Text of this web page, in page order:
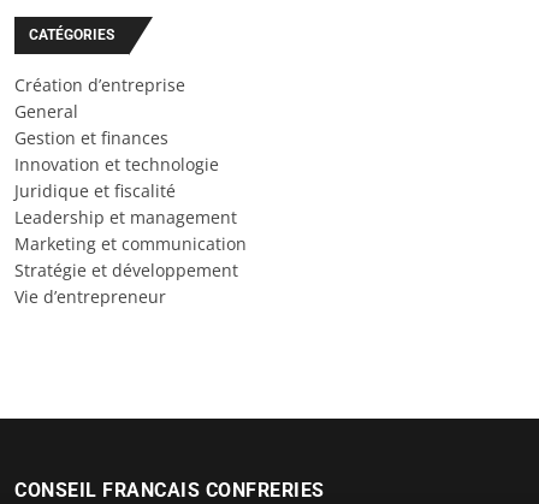
CATÉGORIES
Création d’entreprise
General
Gestion et finances
Innovation et technologie
Juridique et fiscalité
Leadership et management
Marketing et communication
Stratégie et développement
Vie d’entrepreneur
CONSEIL FRANCAIS CONFRERIES